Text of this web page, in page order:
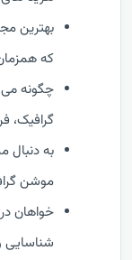
بهترین
که
چگونه
گرافیک،
به دنبال
موشن
خواهان
شناسایی